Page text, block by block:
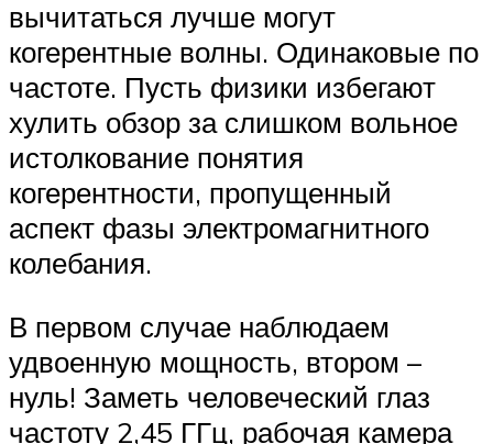
вычитаться лучше могут
когерентные волны. Одинаковые по
частоте. Пусть физики избегают
хулить обзор за слишком вольное
истолкование понятия
когерентности, пропущенный
аспект фазы электромагнитного
колебания.
В первом случае наблюдаем
удвоенную мощность, втором –
нуль! Заметь человеческий глаз
частоту 2,45 ГГц, рабочая камера